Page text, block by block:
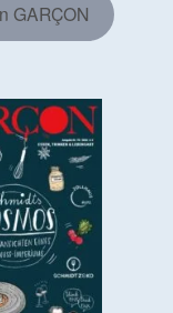
GARÇON